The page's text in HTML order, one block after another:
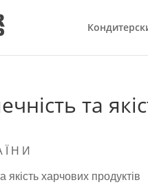
та
Н И
якість харчових продуктів